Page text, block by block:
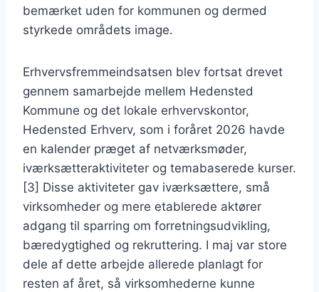
bemærket uden for kommunen og dermed
styrkede områdets image.
Erhvervsfremmeindsatsen blev fortsat drevet
gennem samarbejde mellem Hedensted
Kommune og det lokale erhvervskontor,
Hedensted Erhverv, som i foråret 2026 havde
en kalender præget af netværksmøder,
iværksætteraktiviteter og temabaserede kurser.
[3] Disse aktiviteter gav iværksættere, små
virksomheder og mere etablerede aktører
adgang til sparring om forretningsudvikling,
bæredygtighed og rekruttering. I maj var store
dele af dette arbejde allerede planlagt for
resten af året, så virksomhederne kunne